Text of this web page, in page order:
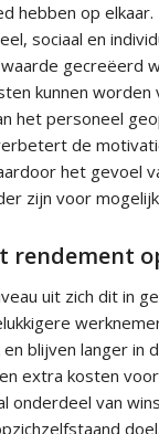
hebben op elkaar.
sociaal en
gecreëerd
kunnen worden
het personeel
de
het gevoel
zijn voor
rendement
uit zich dit in
blijven langer in
extra kosten
onderdeel van